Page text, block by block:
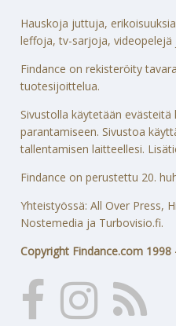
Hauskoja juttuja,
leffoja, tv-sarjoja, videopelejä
Findance on rekisteröity
tuotesijoittelua.
Sivustolla käytetään
parantamiseen. Sivustoa
tallentamisen laitteellesi.
Findance on perustettu 20.
Yhteistyössä: All Over Press,
Nostemedia ja Turbovisio.fi.
Copyright Findance.com 1998